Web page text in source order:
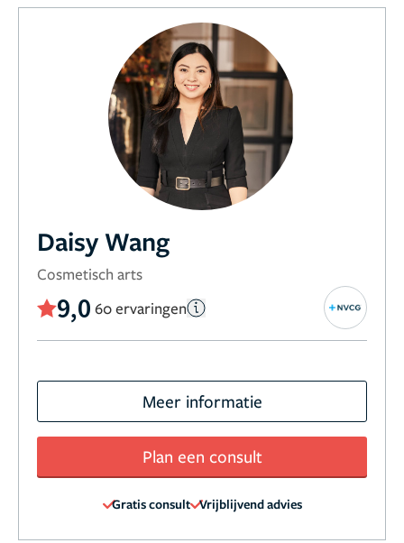
Daisy Wang
Cosmetisch arts
9,0 60 ervaringen
Meer informatie
Plan een consult
Gratis consult Vrijblijvend advies